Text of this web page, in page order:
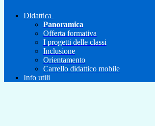
Didattica
Panoramica
Offerta formativa
I progetti delle classi
Inclusione
Orientamento
Carrello didattico mobile
Info utili